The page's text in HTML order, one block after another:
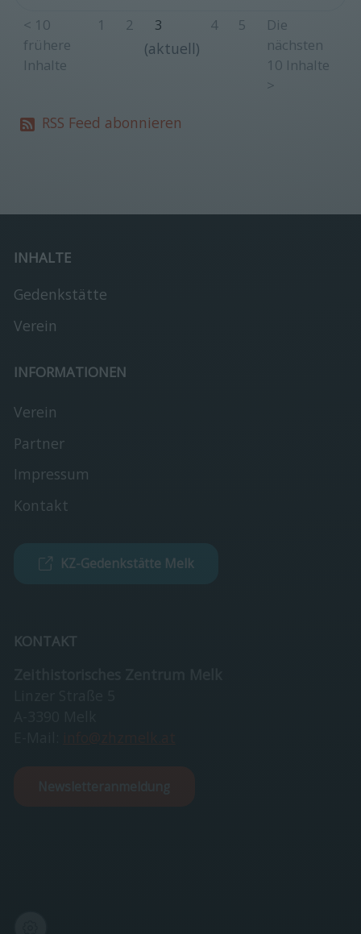
< 10
frühere
Inhalte
1 2 3
(aktuell)
4 5
Die
nächsten
10 Inhalte
>
RSS Feed abonnieren
INHALTE
Gedenkstätte
Verein
INFORMATIONEN
Verein
Partner
Impressum
Kontakt
KZ-Gedenkstätte Melk
KONTAKT